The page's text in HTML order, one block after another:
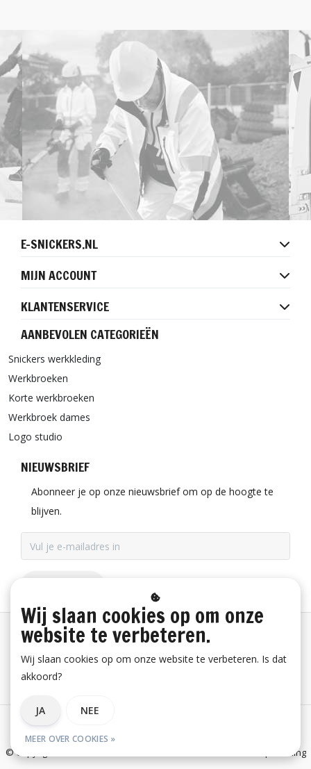
E-SNICKERS.NL
MIJN ACCOUNT
KLANTENSERVICE
AANBEVOLEN CATEGORIEËN
Snickers werkkleding
Werkbroeken
Korte werkbroeken
Werkbroek dames
Logo studio
NIEUWSBRIEF
Abonneer je op onze nieuwsbrief om op de hoogte te
blijven.
Betaalinformatie
Algemene voorwaarden
© Copyright 2026 E-Snickers.nl - onderdeel van Uniwork Beroepskleding
Wij slaan cookies op om onze
website te verbeteren.
Wij slaan cookies op om onze website te verbeteren. Is dat
akkoord?
JA NEE
MEER OVER COOKIES »